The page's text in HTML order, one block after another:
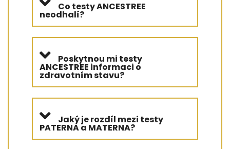
Co testy ANCESTREE
neodhalí?
Poskytnou mi testy
ANCESTREE informaci o
zdravotním stavu?
Jaký je rozdíl mezi testy
PATERNA a MATERNA?